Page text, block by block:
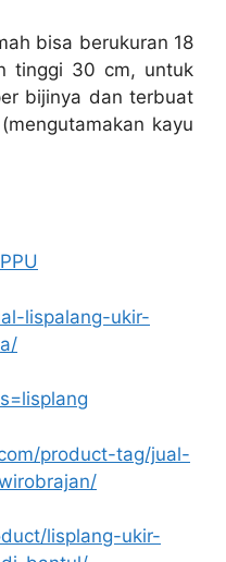
bisa berukuran 18
tinggi 30 cm, untuk
bijinya dan terbuat
kayu
lispalang-ukir-
product-tag/jual-
lisplang-ukir-